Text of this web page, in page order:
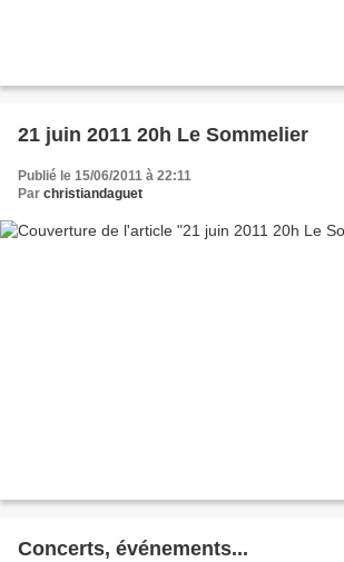
21 juin 2011 20h Le Sommelier
Publié le 15/06/2011 à 22:11
Par christiandaguet
Concerts, événements...